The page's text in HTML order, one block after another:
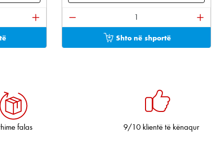
për të rritur ose ulur sasinë.
sasinë e dëshiruar ose përdorni butonat për
Sasia e produktit: Shkruani
Shto në shportë
falas 9/10 klientë të kënaqur